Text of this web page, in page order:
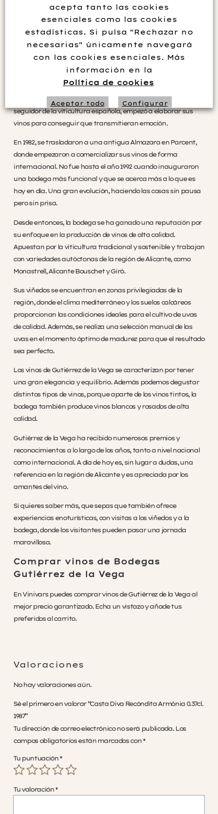
Descripción de la bodega
Gutiérrez de la Vega es una destacada bodega de vinos
ubicada en la región de Alicante. Es pequeña, familiar y se
encuentra en Parcent, en la zona de la Marina Alta alicantina.
Bodegas Gutierrez de la Vega fue fundada en 1978. Fue en ese
momento cuando Don Felipe, marino de profesión y fiel
seguidor de la viticultura española, empezó a elaborar sus
vinos para conseguir que transmitieran emoción.
En 1982, se trasladaron a una antigua Almazara en Parcent,
donde empezaron a comercializar sus vinos de forma
internacional. No fue hasta el año 1992 cuando inauguraron
una bodega más funcional y que se acerca más a lo que es
hoy en día. Una gran evolución, haciendo las cosas sin pausa
pero sin prisa.
Desde entonces, la bodega se ha ganado una reputación por
su enfoque en la producción de vinos de alta calidad.
Apuestan por la viticultura tradicional y sostenible y trabajan
con variedades autóctonas de la región de Alicante, como
Monastrell, Alicante Bouschet y Giró.
Sus viñedos se encuentran en zonas privilegiadas de la
región, donde el clima mediterráneo y los suelos calcáreos
proporcionan las condiciones ideales para el cultivo de uvas
de calidad. Además, se realiza una selección manual de las
uvas en el momento óptimo de madurez para que el resultado
sea perfecto.
Los vinos de Gutiérrez de la Vega se caracterizan por tener
una gran elegancia y equilibrio. Además podemos degustar
distintos tipos de vinos, porque aparte de los vinos tintos, la
bodega también produce vinos blancos y rosados de alta
calidad.
Gutiérrez de la Vega ha recibido numerosos premios y
reconocimientos a lo largo de los años, tanto a nivel nacional
como internacional. A día de hoy es, sin lugar a dudas, una
referencia en la región de Alicante y es apreciada por los
amantes del vino.
Si quieres saber más, que sepas que también ofrece
experiencias enoturísticas, con visitas a los viñedos y a la
bodega, donde los visitantes pueden pasar una jornada
maravillosa.
Comprar vinos de Bodegas
Gutiérrez de la Vega
En Vinivars puedes comprar vinos de Gutiérrez de la Vega al
mejor precio garantizado. Echa un vistazo y añade tus
preferidos al carrito.
Valoraciones
No hay valoraciones aún.
Sé el primero en valorar “Casta Diva Recóndita Armónia 0.37cl.
1987”
Tu dirección de correo electrónico no será publicada. Los
campos obligatorios están marcados con *
Tu puntuación *
Tu valoración *
acepta tanto las cookies
esenciales como las cookies
estadísticas. Si pulsa "Rechazar no
necesarias" únicamente navegará
con las cookies esenciales. Más
información en la
Política de cookies
Aceptar todo Configurar